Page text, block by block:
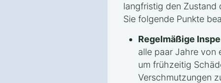
langfristig den Zustand
Sie folgende Punkte
Regelmäßige
alle paar Jahre von
um frühzeitig
Verschmutzungen